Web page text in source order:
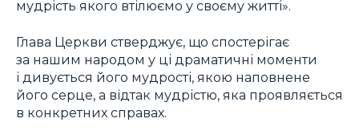
мудрість якого втілюємо у своєму житті».
Глава Церкви стверджує, що спостерігає
за нашим народом у ці драматичні моменти
і дивується його мудрості, якою наповнене
його серце, а відтак мудрістю, яка проявляється
в конкретних справах.